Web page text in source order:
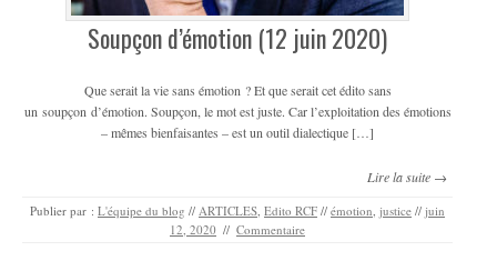
Soupçon d’émotion (12 juin 2020)
Que serait la vie sans émotion ? Et que serait cet édito sans
un soupçon d’émotion. Soupçon, le mot est juste. Car l’exploitation des émotions
– mêmes bienfaisantes – est un outil dialectique […]
Lire la suite →
Publier par : L'équipe du blog // ARTICLES Edito RCF // émotion justice // juin
12, 2020 // Commentaire